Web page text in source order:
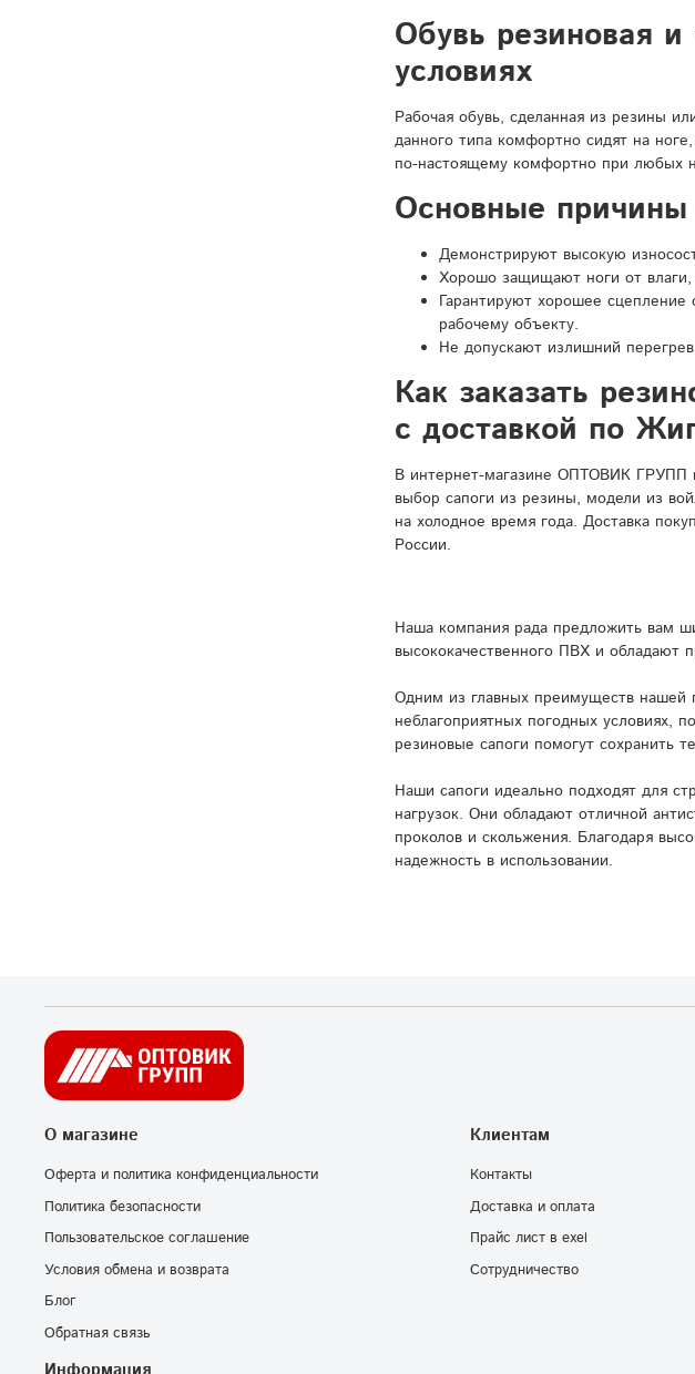
Обувь резиновая
условиях
Рабочая обувь, сделанная из резины
данного типа комфортно сидят на
по-настоящему комфортно при любых
Основные причины
Демонстрируют высокую
Хорошо защищают ноги от
Гарантируют хорошее
рабочему объекту.
Не допускают излишний
Как заказать
с доставкой по
В интернет-магазине ОПТОВИК ГРУПП
выбор сапоги из резины, модели из
на холодное время года. Доставка
России.
Наша компания рада предложить вам
высококачественного ПВХ и обладают
Одним из главных преимуществ нашей
неблагоприятных погодных условиях,
резиновые сапоги помогут сохранить
Наши сапоги идеально подходят для
нагрузок. Они обладают отличной
проколов и скольжения. Благодаря
надежность в использовании.
О магазине
Оферта и политика конфиденциальности
Политика безопасности
Пользовательское соглашение
Условия обмена и возврата
Блог
Обратная связь
Клиентам
Контакты
Доставка и оплата
Прайс лист в exel
Сотрудничество